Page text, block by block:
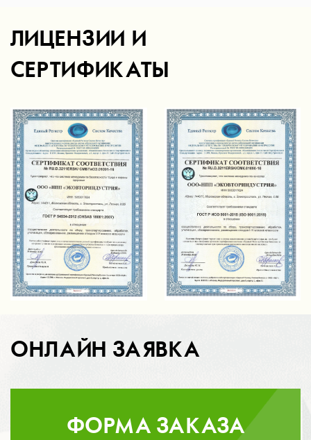
ЛИЦЕНЗИИ И
СЕРТИФИКАТЫ
ОНЛАЙН ЗАЯВКА
ФОРМА ЗАКАЗА